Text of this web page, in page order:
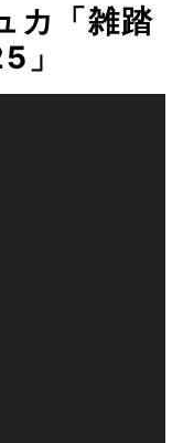
カ「雑踏
」